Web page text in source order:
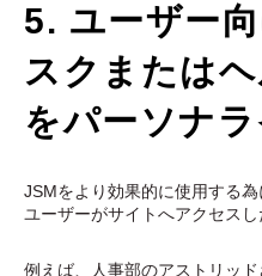
5. ユーザー
スクまたは
をパーソナ
JSMをより効果的に使用する
ユーザーがサイトへアクセスし
例えば、人事部のアストリッ